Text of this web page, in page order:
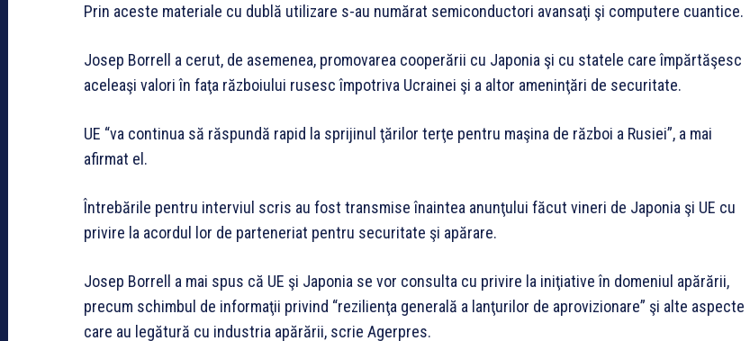
Prin aceste materiale cu dublă utilizare s-au numărat semiconductori avansaţi şi computere cuantice.
Josep Borrell a cerut, de asemenea, promovarea cooperării cu Japonia şi cu statele care împărtăşesc
aceleaşi valori în faţa războiului rusesc împotriva Ucrainei şi a altor ameninţări de securitate.
UE “va continua să răspundă rapid la sprijinul ţărilor terţe pentru maşina de război a Rusiei”, a mai
afirmat el.
Întrebările pentru interviul scris au fost transmise înaintea anunţului făcut vineri de Japonia şi UE cu
privire la acordul lor de parteneriat pentru securitate şi apărare.
Josep Borrell a mai spus că UE şi Japonia se vor consulta cu privire la iniţiative în domeniul apărării,
precum schimbul de informaţii privind “rezilienţa generală a lanţurilor de aprovizionare” şi alte aspecte
care au legătură cu industria apărării, scrie Agerpres.